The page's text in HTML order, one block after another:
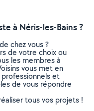
à Néris-les-Bains ?
chez vous ?
de votre choix ou
les membres à
vous met en
et
de vous répondre
tous vos projets !